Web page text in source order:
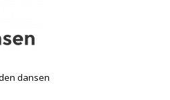
dansen